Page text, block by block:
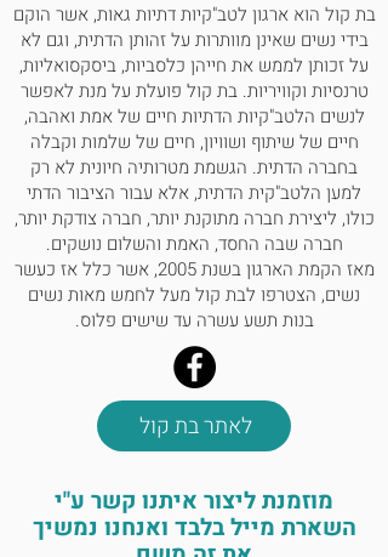
בת קול הוא ארגון לטב"קיות דתיות גאות, אשר הוקם
בידי נשים שאינן מוותרות על זהותן הדתית, וגם לא
על זכותן לממש את חייהן כלסביות, ביסקסואליות,
טרנסיות וקוויריות. בת קול פועלת על מנת לאפשר
לנשים הלטב"קיות הדתיות חיים של אמת ואהבה,
חיים של שיתוף ושוויון, חיים של שלמות וקבלה
בחברה הדתית. הגשמת מטרותיה חיונית לא רק
למען הלטב"קית הדתית, אלא עבור הציבור הדתי
כולו, ליצירת חברה מתוקנת יותר, חברה צודקת יותר,
חברה שבה החסד, האמת והשלום נושקים.
מאז הקמת הארגון בשנת 2005, אשר כלל אז כעשר
נשים, הצטרפו לבת קול מעל לחמש מאות נשים
בנות תשע עשרה עד שישים פלוס.
לאתר בת קול
מוזמנת ליצור איתנו קשר ע"י
השארת מייל בלבד ואנחנו נמשיך